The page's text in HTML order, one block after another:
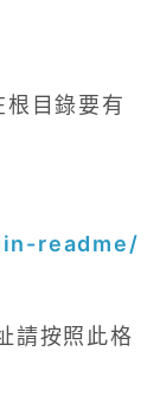
目錄要有
readme/
請按照此格